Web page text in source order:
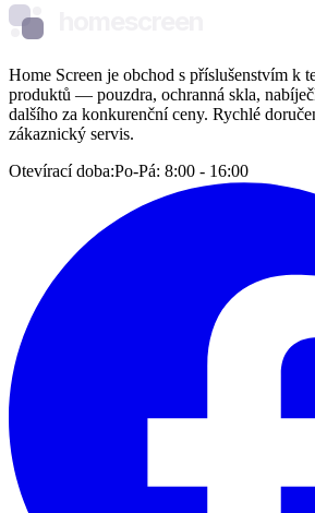
Home Screen je obchod s příslušenstvím k
produktů — pouzdra, ochranná skla,
dalšího za konkurenční ceny. Rychlé
zákaznický servis.
Otevírací doba:Po-Pá: 8:00 - 16:00